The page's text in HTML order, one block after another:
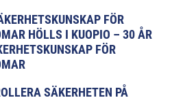
FÖR
HÖLLS I KUOPIO – 30 ÅR
FÖR
SÄKERHETEN PÅ